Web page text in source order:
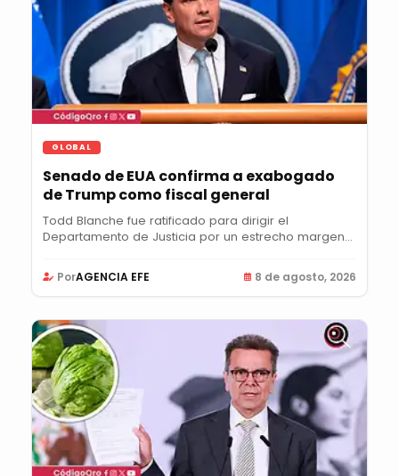
GLOBAL
Senado de EUA confirma a exabogado
de Trump como fiscal general
Todd Blanche fue ratificado para dirigir el
Departamento de Justicia por un estrecho margen
PorAGENCIA EFE 8 de agosto, 2026